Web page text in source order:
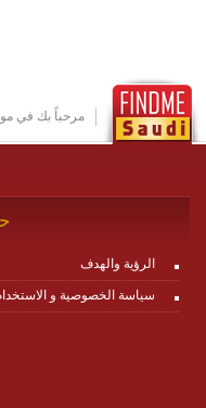
zagel
مرحباً بك في
الرؤية والهدف
سياسة الخصوصية و